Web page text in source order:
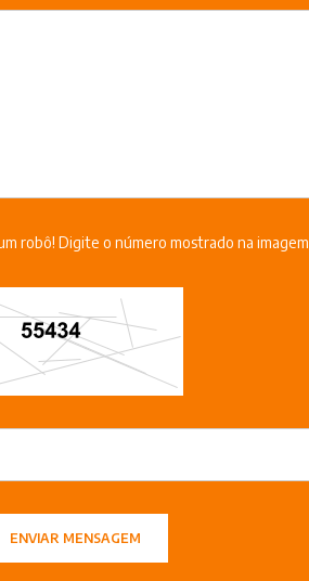
robô! Digite o número mostrado na imagem
ENVIAR MENSAGEM